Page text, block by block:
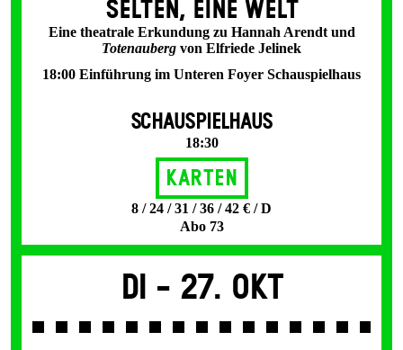
SELTEN, EINE WELT
Eine theatrale Erkundung zu Hannah Arendt und
Totenauberg von Elfriede Jelinek
18:00 Einführung im Unteren Foyer Schauspielhaus
SCHAUSPIELHAUS
18:30
Karten
8 / 24 / 31 / 36 / 42 € / D
Abo 73
Di - 27. Okt